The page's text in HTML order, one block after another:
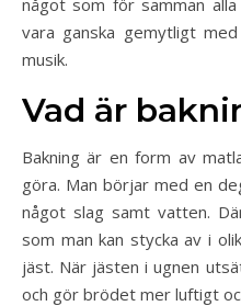
vara ganska gemytligt
musik.
Vad är
Bakning är en form av
göra. Man börjar med en
något slag samt vatten.
som man kan stycka av i
jäst. När jästen i ugnen
och gör brödet mer luftigt